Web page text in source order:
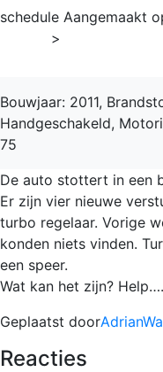
schedule Aangemaakt
>
Bouwjaar: 2011,
Handgeschakeld,
75
De auto stottert in een
Er zijn vier nieuwe
turbo regelaar. Vorige
konden niets vinden.
een speer.
Wat kan het zijn?
Geplaatst door
Reacties